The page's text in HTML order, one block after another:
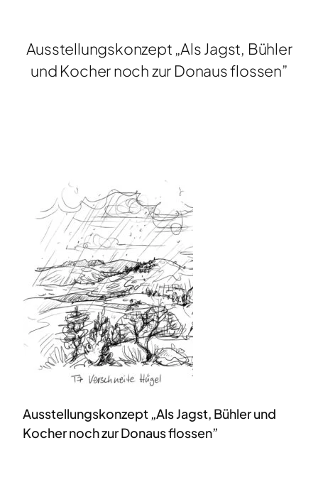
Ausstellungskonzept „Als Jagst, Bühler
und Kocher noch zur Donaus flossen”
Ausstellungskonzept „Als Jagst, Bühler und
Kocher noch zur Donaus flossen”